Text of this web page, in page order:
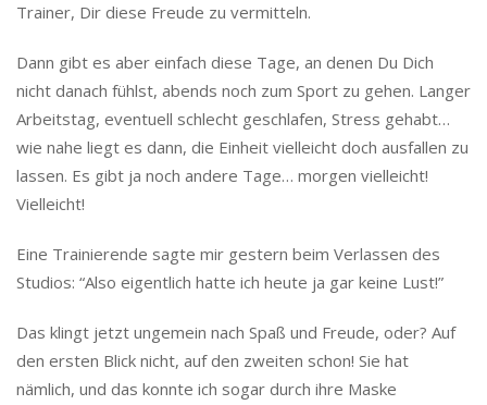
Trainer, Dir diese Freude zu vermitteln.
Dann gibt es aber einfach diese Tage, an denen Du Dich
nicht danach fühlst, abends noch zum Sport zu gehen. Langer
Arbeitstag, eventuell schlecht geschlafen, Stress gehabt…
wie nahe liegt es dann, die Einheit vielleicht doch ausfallen zu
lassen. Es gibt ja noch andere Tage… morgen vielleicht!
Vielleicht!
Eine Trainierende sagte mir gestern beim Verlassen des
Studios: “Also eigentlich hatte ich heute ja gar keine Lust!”
Das klingt jetzt ungemein nach Spaß und Freude, oder? Auf
den ersten Blick nicht, auf den zweiten schon! Sie hat
nämlich, und das konnte ich sogar durch ihre Maske